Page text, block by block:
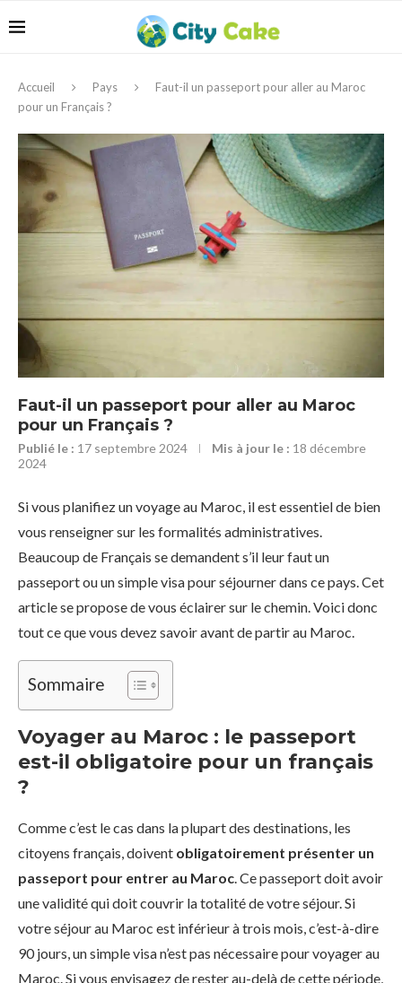
Accueil Pays
Faut-il un passeport pour aller au Maroc
pour un Français ?
Faut-il un passeport pour aller au Maroc
pour un Français ?
Publié le : 17 septembre 2024 Mis à jour le : 18 décembre
2024
Si vous planifiez un voyage au Maroc, il est essentiel de bien
vous renseigner sur les formalités administratives.
Beaucoup de Français se demandent s’il leur faut un
passeport ou un simple visa pour séjourner dans ce pays. Cet
article se propose de vous éclairer sur le chemin. Voici donc
tout ce que vous devez savoir avant de partir au Maroc.
Sommaire
Voyager au Maroc : le passeport
est-il obligatoire pour un français
?
Comme c’est le cas dans la plupart des destinations, les
citoyens français, doivent obligatoirement présenter un
passeport pour entrer au Maroc. Ce passeport doit avoir
une validité qui doit couvrir la totalité de votre séjour. Si
votre séjour au Maroc est inférieur à trois mois, c’est-à-dire
90 jours, un simple visa n’est pas nécessaire pour voyager au
Maroc. Si vous envisagez de rester au-delà de cette période,